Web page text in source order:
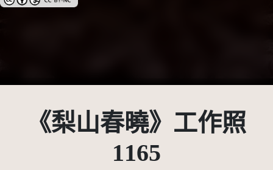
《梨山春曉》工作照
1165